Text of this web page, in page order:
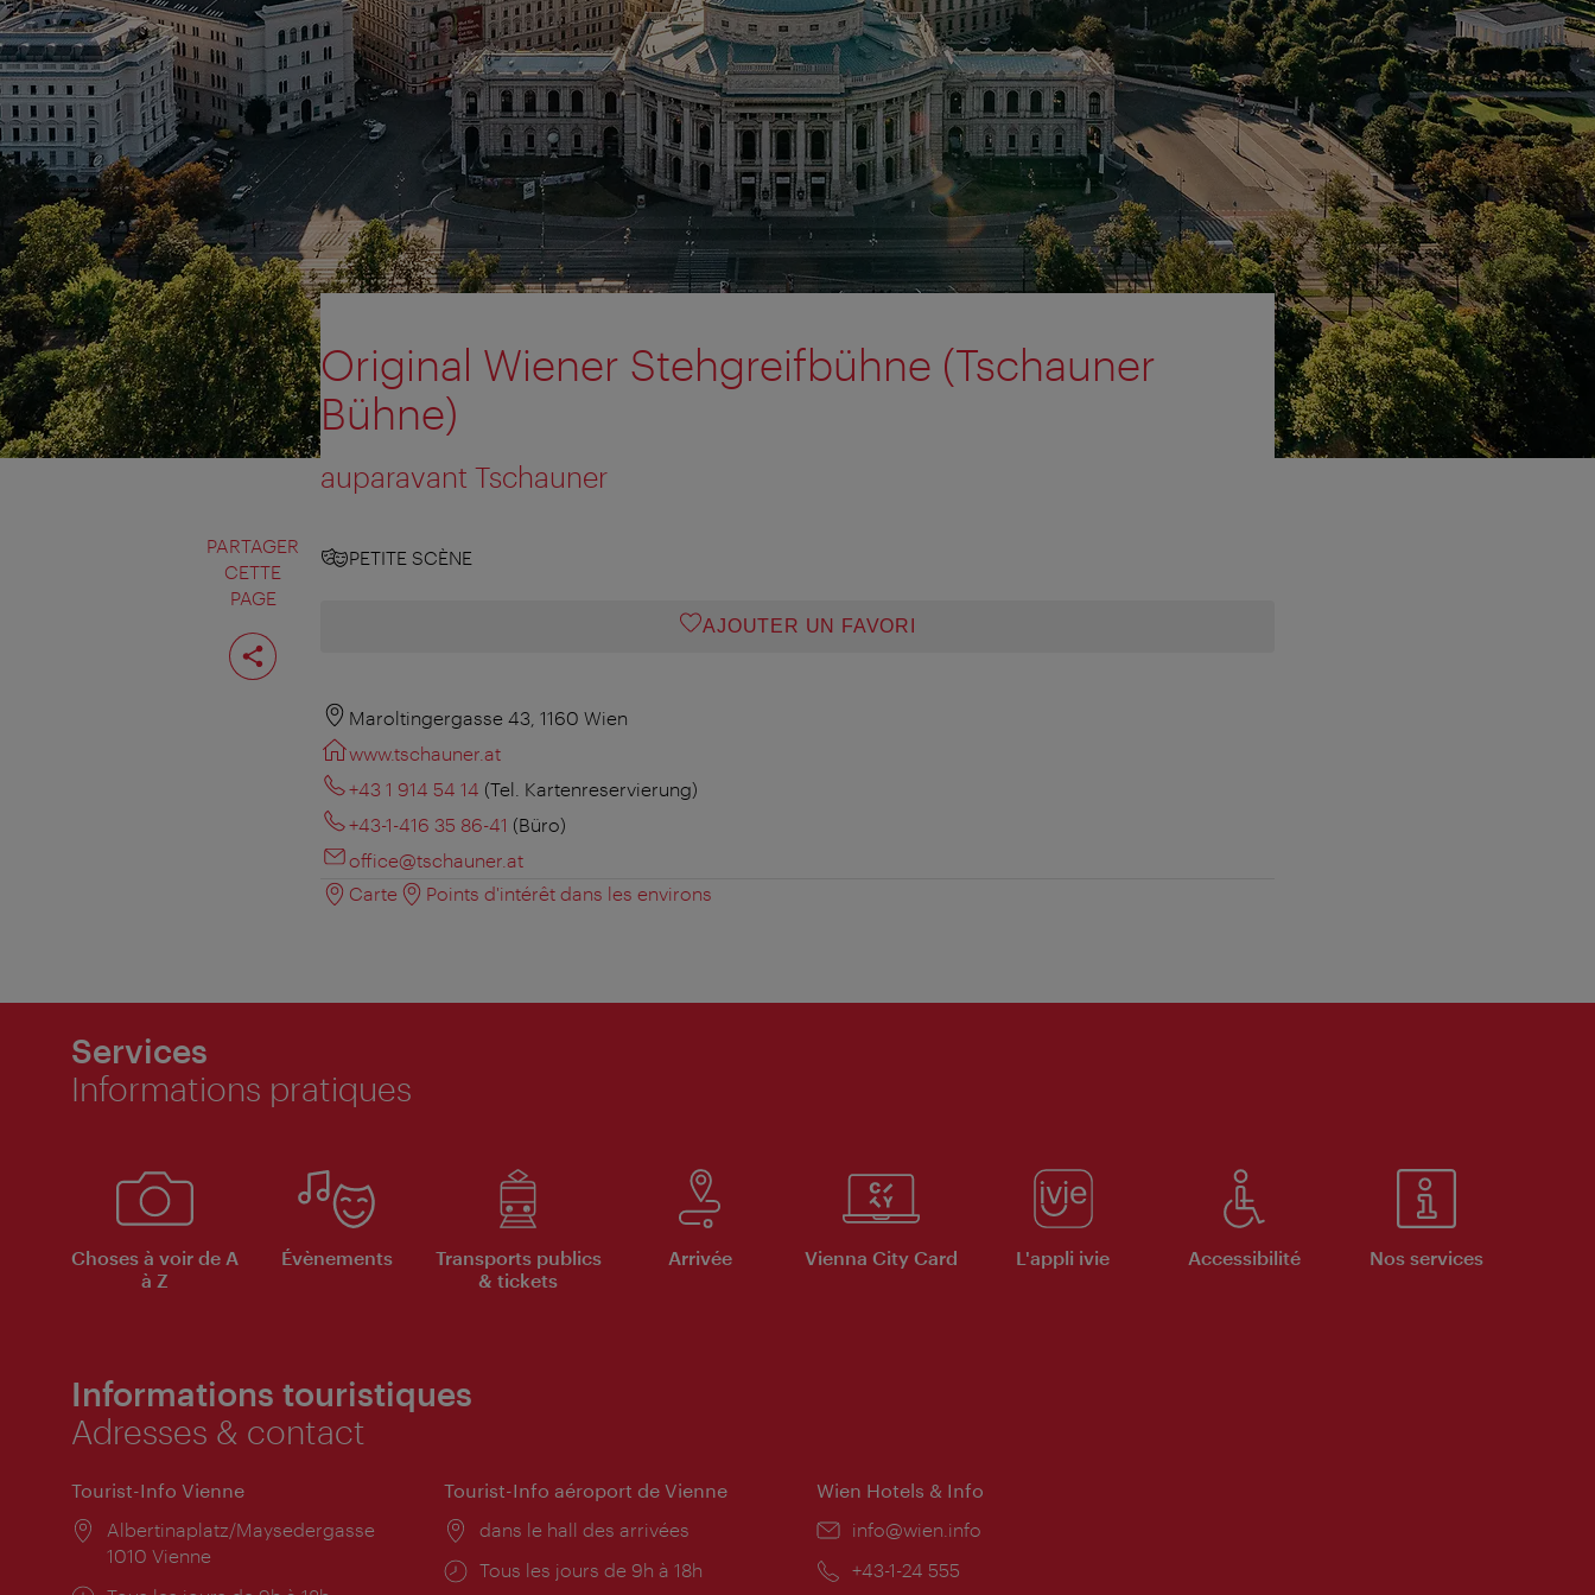
PARTAGER
CETTE
PAGE
Partager
cette
page
Original Wiener Stehgreifbühne (Tschauner
Bühne)
auparavant Tschauner
PETITE SCÈNE
AJOUTER UN FAVORI
Maroltingergasse 43, 1160 Wien
www.tschauner.at
+43 1 914 54 14 (Tel. Kartenreservierung)
+43-1-416 35 86-41 (Büro)
office@tschauner.at
Carte
Points d'intérêt dans les environs
Services
Informations pratiques
Choses à voir de A
à Z
Évènements
Transports publics
& tickets
Arrivée Vienna City Card L'appli ivie Accessibilité Nos services
Informations touristiques
Adresses & contact
Tourist-Info Vienne
Lieu:
Albertinaplatz/Maysedergasse
1010 Vienne
Tourist-Info aéroport de Vienne
Lieu:
dans le hall des arrivées
Horaires
Tous les jours de 9h à 18h
Wien Hotels & Info
E-
info@wien.info
Téléphone:
+43-1-24 555